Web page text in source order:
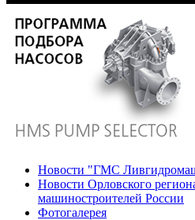
Новости "ГМС
Новости Орловского
машиностроителей России
Фотогалерея